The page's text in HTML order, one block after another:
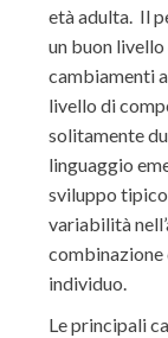
età adulta. Il
un buon
cambiamenti
livello di
solitamente
linguaggio
sviluppo tipico
variabilità
combinazione
individuo.
Le principali